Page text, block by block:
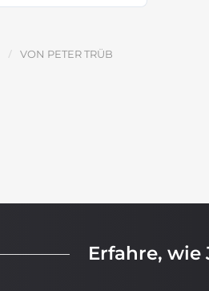
/ VON PETER TRÜB
Erfahre, wie